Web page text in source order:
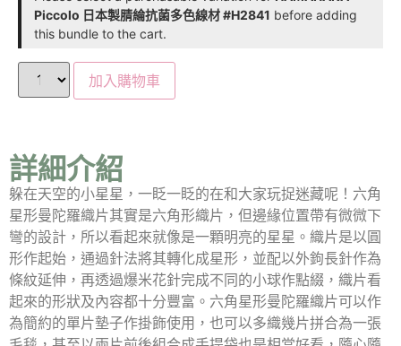
Piccolo 日本製腈綸抗菌多色線材 #H2841 before adding
this bundle to the cart.
加入購物車
詳細介紹
躲在天空的小星星，一眨一眨的在和大家玩捉迷藏呢！六角
星形曼陀羅織片其實是六角形織片，但邊緣位置帶有微微下
彎的設計，所以看起來就像是一顆明亮的星星。織片是以圓
形作起始，通過針法將其轉化成星形，並配以外鉤長針作為
條紋延伸，再透過爆米花針完成不同的小球作點綴，織片看
起來的形狀及內容都十分豐富。六角星形曼陀羅織片可以作
為簡約的單片墊子作掛飾使用，也可以多織幾片拼合為一張